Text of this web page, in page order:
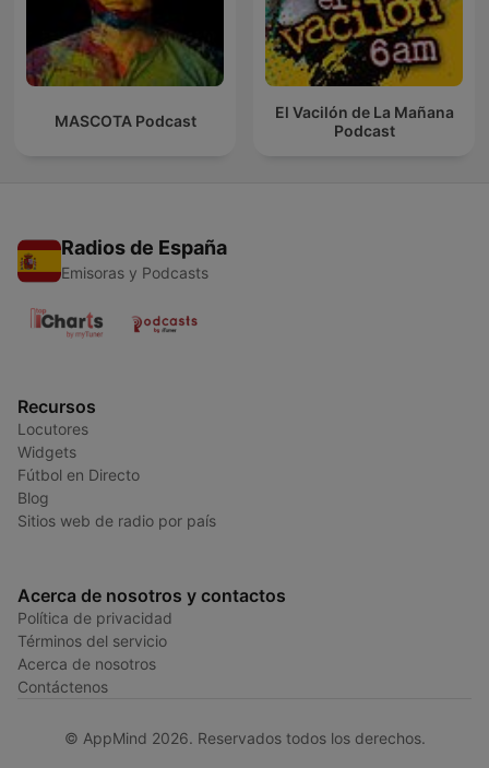
MASCOTA Podcast
El Vacilón de La Mañana
Podcast
Radios de España
Emisoras y Podcasts
Recursos
Locutores
Widgets
Fútbol en Directo
Blog
Sitios web de radio por país
Acerca de nosotros y contactos
Política de privacidad
Términos del servicio
Acerca de nosotros
Contáctenos
© AppMind 2026. Reservados todos los derechos.